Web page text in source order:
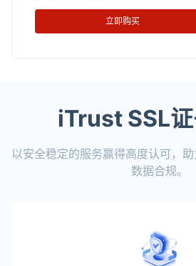
立即购买
iTrust SSL
以安全稳定的服务赢得高度认可，
数据合规。